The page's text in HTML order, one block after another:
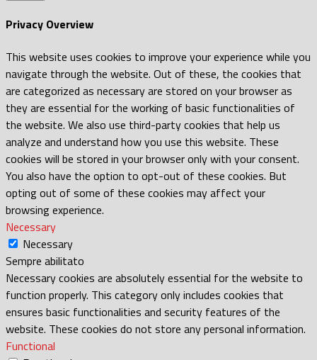
Privacy Overview
This website uses cookies to improve your experience while you
navigate through the website. Out of these, the cookies that
are categorized as necessary are stored on your browser as
they are essential for the working of basic functionalities of
the website. We also use third-party cookies that help us
analyze and understand how you use this website. These
cookies will be stored in your browser only with your consent.
You also have the option to opt-out of these cookies. But
opting out of some of these cookies may affect your
browsing experience.
Necessary
Necessary
Sempre abilitato
Necessary cookies are absolutely essential for the website to
function properly. This category only includes cookies that
ensures basic functionalities and security features of the
website. These cookies do not store any personal information.
Functional